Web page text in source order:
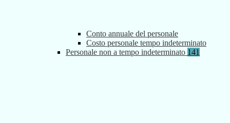
Conto annuale del personale
Costo personale tempo indeterminato
Personale non a tempo indeterminato 141